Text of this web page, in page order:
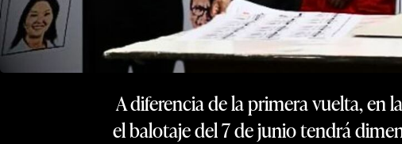
A diferencia de la primera vuelta, en
el balotaje del 7 de junio tendrá